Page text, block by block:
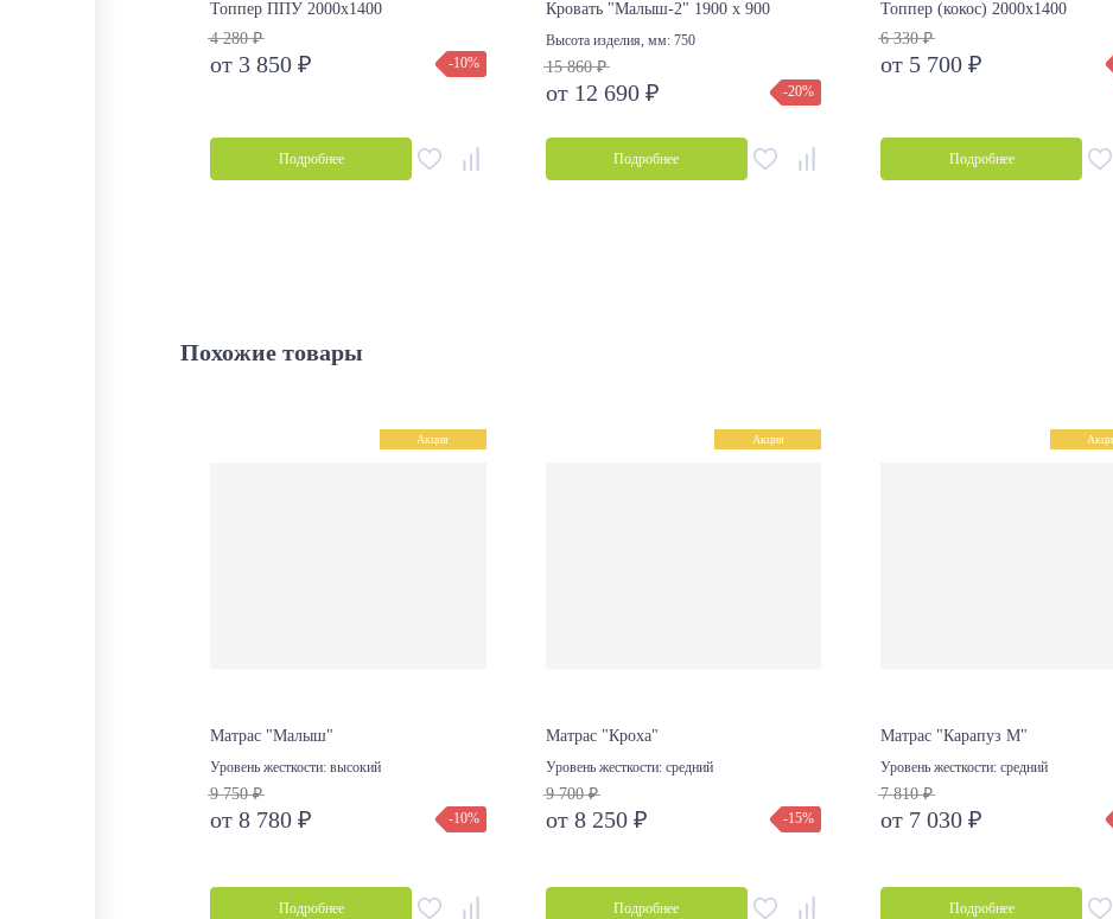
Топпер ППУ 2000х1400
4 280 ₽
от 3 850 ₽ -10%
Подробнее
Кровать "Малыш-2" 1900 х 900
Высота изделия, мм: 750
15 860 ₽
от 12 690 ₽ -20%
Подробнее
Топпер (кокос) 2000х1400
6 330 ₽
от 5 700 ₽
Подробнее
Похожие товары
Акция
Матрас "Малыш"
Уровень жесткости: высокий
9 750 ₽
от 8 780 ₽ -10%
Подробнее
Акция
Матрас "Кроха"
Уровень жесткости: средний
9 700 ₽
от 8 250 ₽ -15%
Подробнее
Матрас "Карапуз М"
Уровень жесткости: средний
7 810 ₽
от 7 030 ₽
Подробнее